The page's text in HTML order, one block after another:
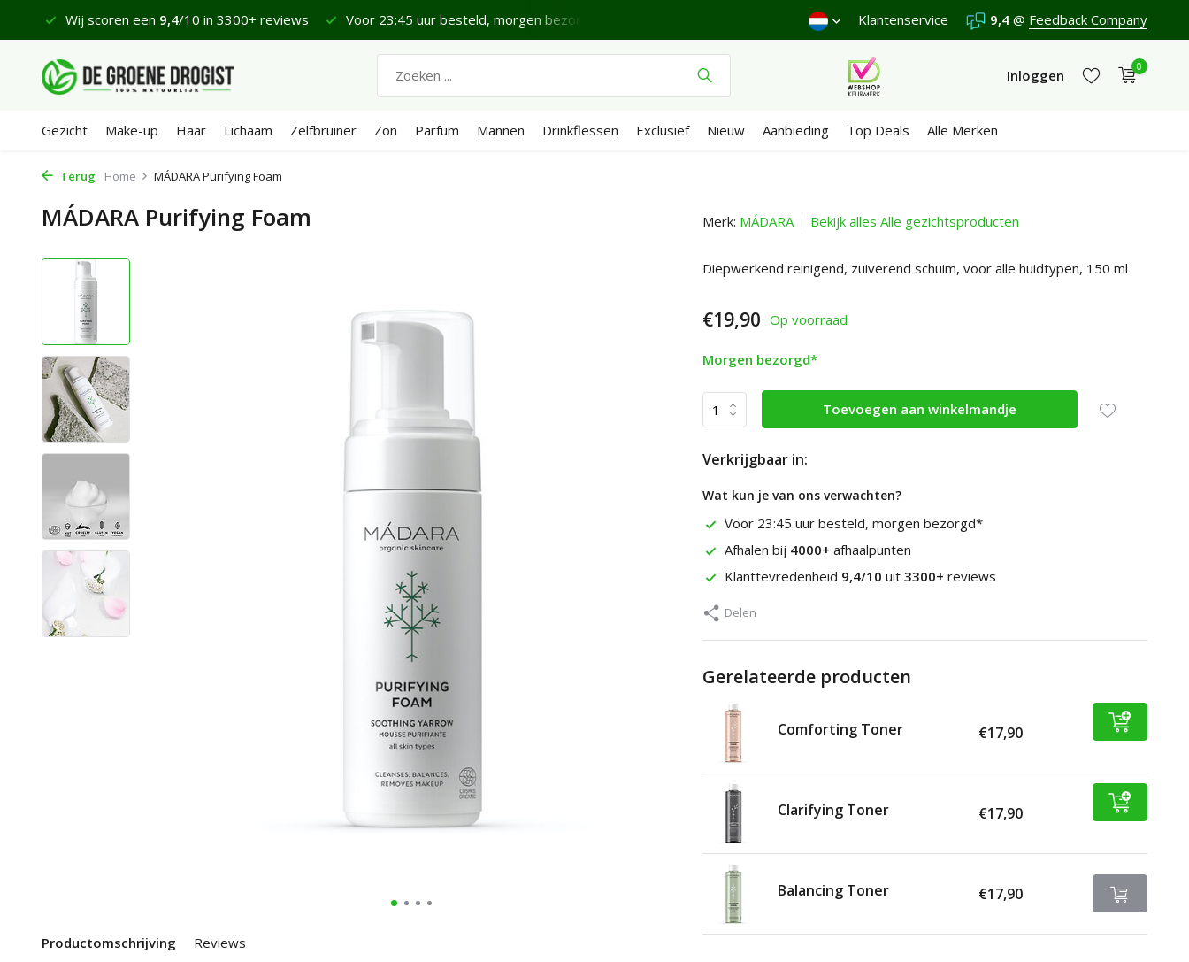
Wij scoren een 9,4/10 in 3300+ reviews Voor 23:45 uur besteld, morgen bezorgd* Verzenden €4,95 (NL)Gratis vanaf €65 Wij scoren een
Klantenservice 9,4 @ Feedback Company
Inloggen
0
Gezicht Make-up Haar Lichaam Zelfbruiner Zon Parfum Mannen Drinkflessen Exclusief Nieuw Aanbieding Top Deals Alle Merken
Terug Home MÁDARA Purifying Foam
MÁDARA Purifying Foam
Productomschrijving Reviews
Merk: MÁDARA Bekijk alles Alle gezichtsproducten
Diepwerkend reinigend, zuiverend schuim, voor alle huidtypen, 150 ml
€19,90 Op voorraad
Morgen bezorgd*
Toevoegen aan winkelmandje
Verkrijgbaar in:
Wat kun je van ons verwachten?
Voor 23:45 uur besteld, morgen bezorgd*
Afhalen bij 4000+ afhaalpunten
Klanttevredenheid 9,4/10 uit 3300+ reviews
Delen
Gerelateerde producten
Comforting Toner €17,90
Clarifying Toner €17,90
Balancing Toner €17,90